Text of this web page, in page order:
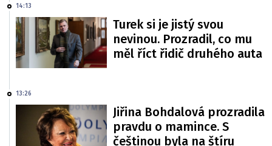
14:13
Turek si je jistý svou
nevinou. Prozradil, co mu
měl říct řidič druhého auta
13:26
Jiřina Bohdalová prozradila
pravdu o mamince. S
češtinou byla na štíru